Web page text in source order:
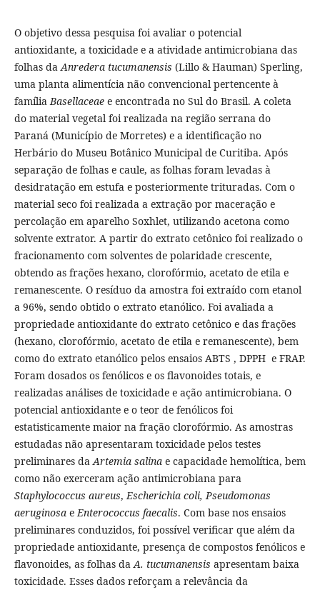
O objetivo dessa pesquisa foi avaliar o potencial
antioxidante, a toxicidade e a atividade antimicrobiana das
folhas daAnredera tucumanensis (Lillo & Hauman) Sperling,
uma planta alimentícia não convencional pertencente à
famíliaBasellaceaee encontrada no Sul do Brasil. A coleta
do material vegetal foi realizada na região serrana do
Paraná (Município de Morretes) e a identificação no
Herbário do Museu Botânico Municipal de Curitiba. Após
separação de folhas e caule, as folhas foram levadas à
desidratação em estufa e posteriormente trituradas. Com o
material seco foi realizada a extração por maceração e
percolação em aparelho Soxhlet, utilizando acetona como
solvente extrator. A partir do extrato cetônico foi realizado o
fracionamento com solventes de polaridade crescente,
obtendo as frações hexano, clorofórmio, acetato de etila e
remanescente. O resíduo da amostra foi extraído com etanol
a 96%, sendo obtido o extrato etanólico. Foi avaliada a
propriedade antioxidante do extrato cetônico e das frações
(hexano, clorofórmio, acetato de etila e remanescente), bem
como do extrato etanólico pelos ensaios ABTS , DPPH e FRAP.
Foram dosados os fenólicos e os flavonoides totais, e
realizadas análises de toxicidade e ação antimicrobiana. O
potencial antioxidante e o teor de fenólicos foi
estatisticamente maior na fração clorofórmio. As amostras
estudadas não apresentaram toxicidade pelos testes
preliminares daArtemia salinae capacidade hemolítica, bem
como não exerceram ação antimicrobiana para
Staphylococcus aureus,Escherichia coli, Pseudomonas
aeruginosaeEnterococcus faecalis. Com base nos ensaios
preliminares conduzidos, foi possível verificar que além da
propriedade antioxidante, presença de compostos fenólicos e
flavonoides, as folhas daA. tucumanensis apresentam baixa
toxicidade. Esses dados reforçam a relevância da